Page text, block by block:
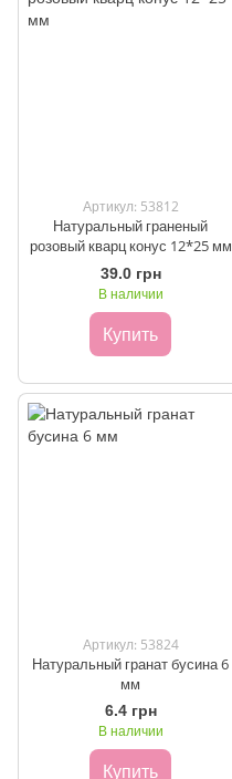
Артикул: 53812
Натуральный граненый
розовый кварц конус 12*25 мм
39.0 грн
В наличии
Купить
Артикул: 53824
Натуральный гранат бусина 6
мм
6.4 грн
В наличии
Купить